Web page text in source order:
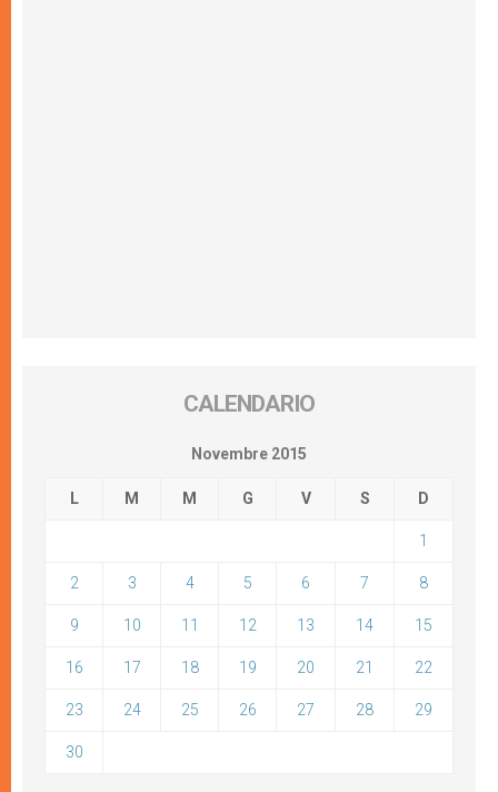
CALENDARIO
Novembre 2015
L M M G V S D
1
2 3 4 5 6 7 8
9 10 11 12 13 14 15
16 17 18 19 20 21 22
23 24 25 26 27 28 29
30